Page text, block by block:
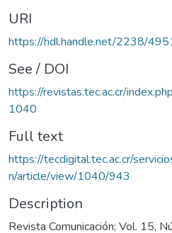
URI
https://hdl.handle.net/2238/
See / DOI
https://revistas.tec.ac.cr/
1040
Full text
https://tecdigital.tec.ac.cr/
n/article/view/1040/943
Description
Revista Comunicación; Vol. 15,